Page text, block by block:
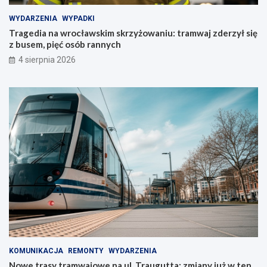
WYDARZENIA WYPADKI
Tragedia na wrocławskim skrzyżowaniu: tramwaj zderzył się
z busem, pięć osób rannych
4 sierpnia 2026
KOMUNIKACJA REMONTY WYDARZENIA